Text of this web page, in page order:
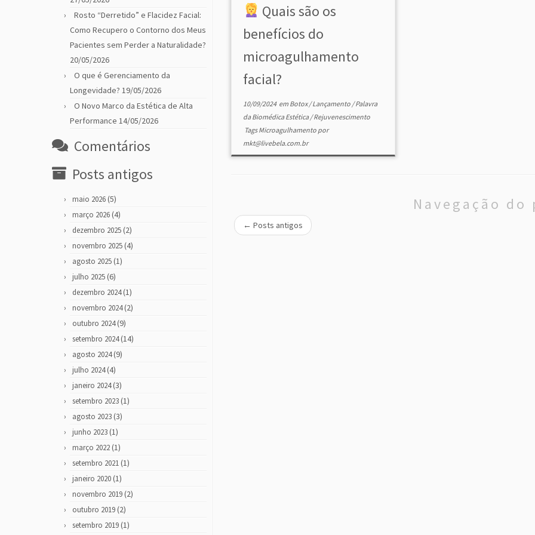
Rosto “Derretido” e Flacidez Facial:
Como Recupero o Contorno dos Meus
Pacientes sem Perder a Naturalidade?
20/05/2026
O que é Gerenciamento da
Longevidade? 19/05/2026
O Novo Marco da Estética de Alta
Performance 14/05/2026
Comentários
Posts antigos
maio 2026(5)
março 2026(4)
dezembro 2025(2)
novembro 2025(4)
agosto 2025(1)
julho 2025(6)
dezembro 2024(1)
novembro 2024(2)
outubro 2024(9)
setembro 2024(14)
agosto 2024(9)
julho 2024(4)
janeiro 2024(3)
setembro 2023(1)
agosto 2023(3)
junho 2023(1)
março 2022(1)
setembro 2021(1)
janeiro 2020(1)
novembro 2019(2)
outubro 2019(2)
setembro 2019(1)
Quais são os
benefícios do
microagulhamento
facial?
10/09/2024em Botox/Lançamento /Palavra
da Biomédica Estética/Rejuvenescimento
TagsMicroagulhamento por
mkt@livebela.com.br
Navegação do
← Posts antigos